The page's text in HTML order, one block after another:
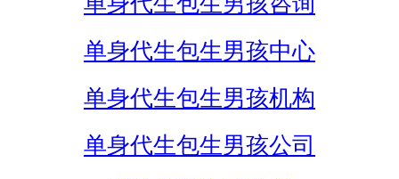
单身代生包生男孩中心
单身代生包生男孩机构
单身代生包生男孩公司